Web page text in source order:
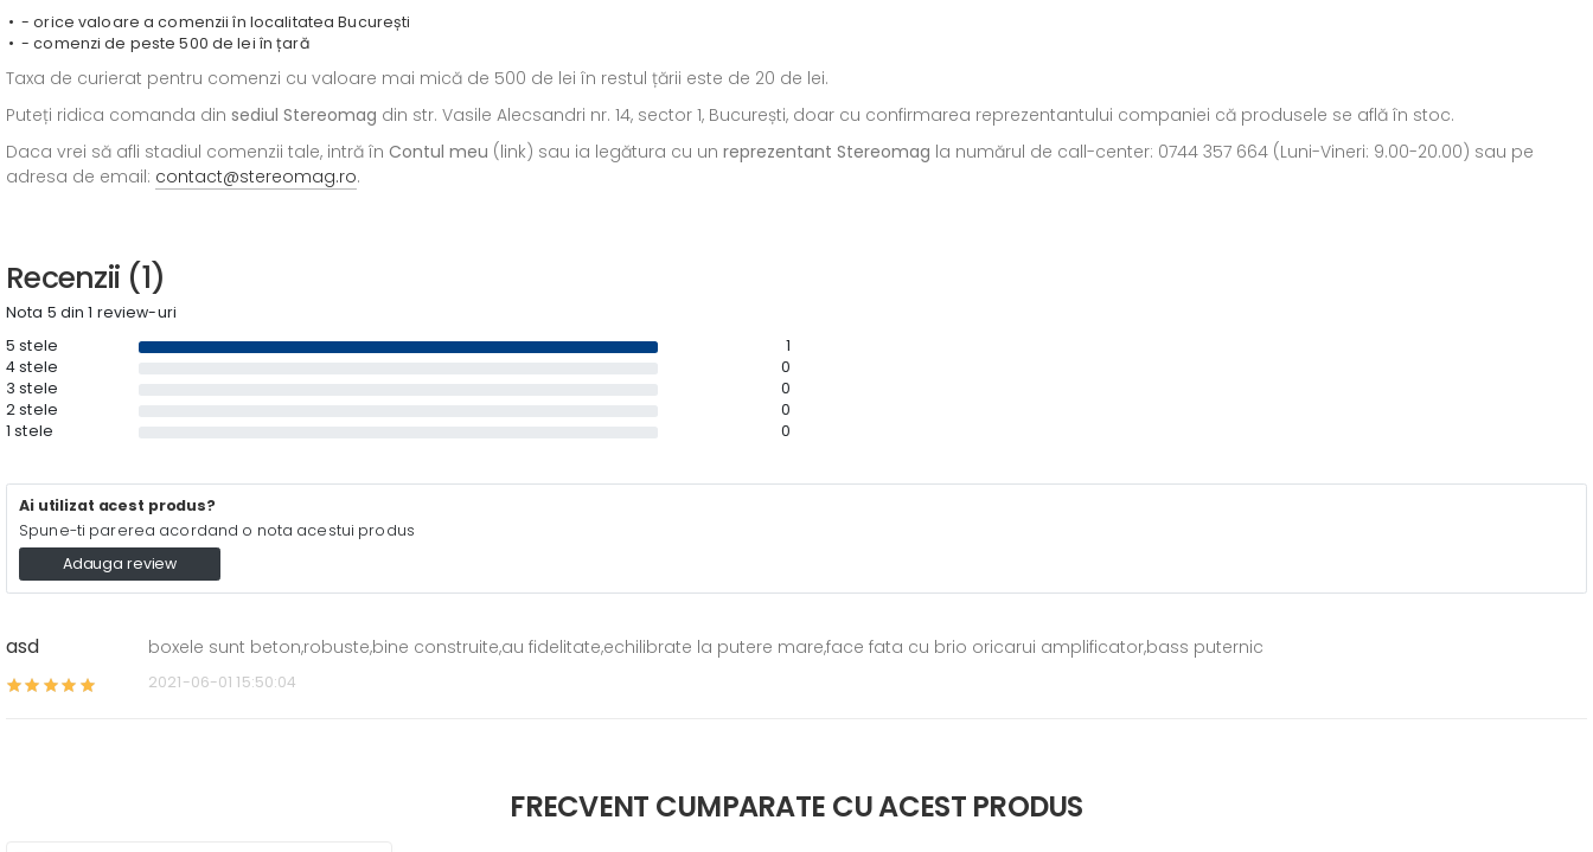
- orice valoare a comenzii în localitatea București
- comenzi de peste 500 de lei în țară
Taxa de curierat pentru comenzi cu valoare mai mică de 500 de lei în restul țării este de 20 de lei.
Puteți ridica comanda din sediul Stereomag din str. Vasile Alecsandri nr. 14, sector 1, București, doar cu confirmarea reprezentantului companiei că produsele se află în stoc.
Daca vrei să afli stadiul comenzii tale, intră în Contul meu (link) sau ia legătura cu un reprezentant Stereomag la numărul de call-center: 0744 357 664 (Luni-Vineri: 9.00-20.00) sau pe
adresa de email: contact@stereomag.ro.
Recenzii (1)
Nota 5 din 1 review-uri
5 stele
1
4 stele
0
3 stele
0
2 stele
0
1 stele
0
Ai utilizat acest produs?
Spune-ti parerea acordand o nota acestui produs
Adauga review
asd boxele sunt beton,robuste,bine construite,au fidelitate,echilibrate la putere mare,face fata cu brio oricarui amplificator,bass puternic
2021-06-01 15:50:04
FRECVENT CUMPARATE CU ACEST PRODUS